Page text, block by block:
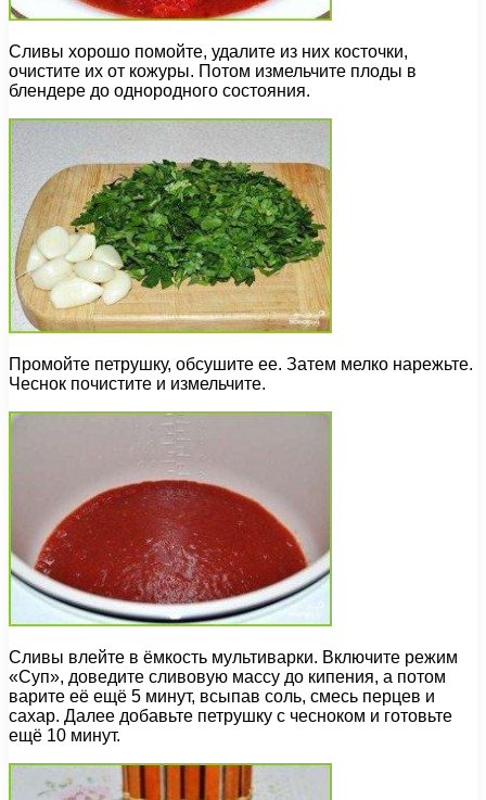
Сливы хорошо помойте, удалите из них косточки,
очистите их от кожуры. Потом измельчите плоды в
блендере до однородного состояния.
Промойте петрушку, обсушите ее. Затем мелко нарежьте.
Чеснок почистите и измельчите.
Сливы влейте в ёмкость мультиварки. Включите режим
«Cуп», доведите сливовую массу до кипения, а потом
варите её ещё 5 минут, всыпав соль, смесь перцев и
сахар. Далее добавьте петрушку с чесноком и готовьте
ещё 10 минут.